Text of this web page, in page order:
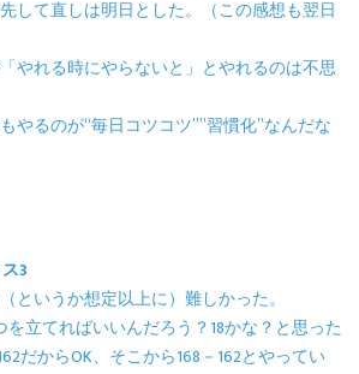
して直しは明日とした。（この感想も翌日
やれる時にやらないと」とやれるのは不思
やるのが“毎日コツコツ””習慣化”なんだな
3
というか想定以上に）難しかった。
を立てればいいんだろう？18かな？と思った
だからOK、そこから168－162とやってい